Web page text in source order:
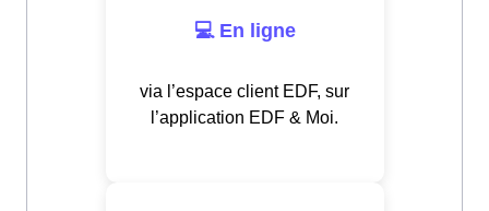
💻 En ligne
via l’espace client EDF, sur
l’application EDF & Moi.